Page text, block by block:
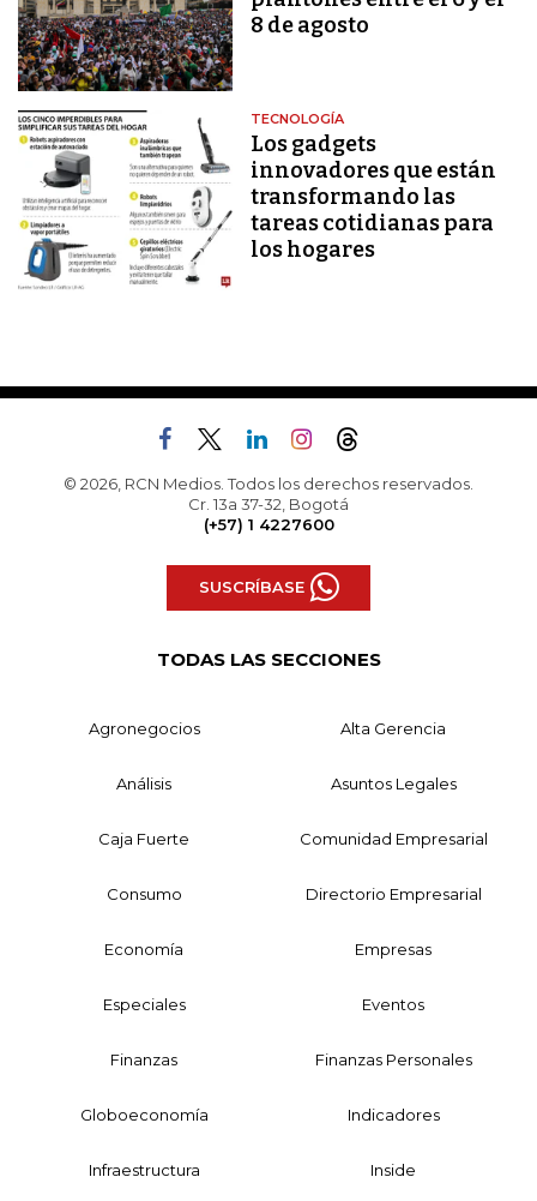
8 de agosto
TECNOLOGÍA
Los gadgets
innovadores que están
transformando las
tareas cotidianas para
los hogares
© 2026, RCN Medios. Todos los derechos reservados.
Cr. 13a 37-32, Bogotá
(+57) 1 4227600
SUSCRÍBASE
TODAS LAS SECCIONES
Agronegocios Alta Gerencia
Análisis Asuntos Legales
Caja Fuerte Comunidad Empresarial
Consumo Directorio Empresarial
Economía Empresas
Especiales Eventos
Finanzas Finanzas Personales
Globoeconomía Indicadores
Infraestructura Inside